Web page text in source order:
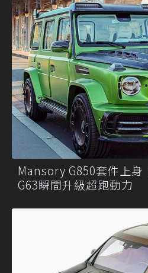
Mansory G850套件上身
G63瞬間升級超跑動力